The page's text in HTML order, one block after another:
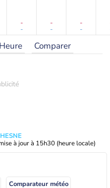
-
-
-
-
-
-
Comparer
à jour à 15h30 (heure locale)
Comparateur météo